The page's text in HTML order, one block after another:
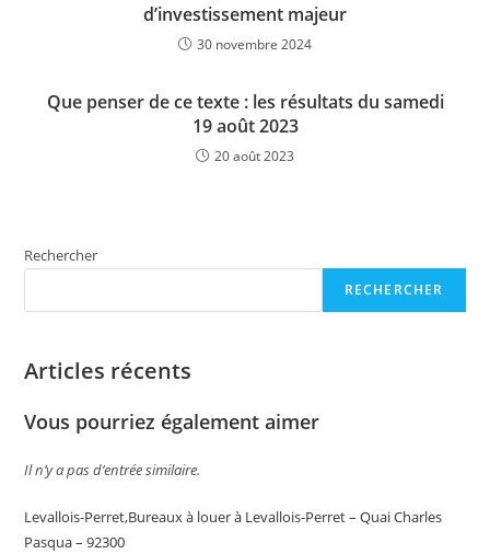
d’investissement majeur
30 novembre 2024
Que penser de ce texte : les résultats du samedi
19 août 2023
20 août 2023
Rechercher
RECHERCHER
Articles récents
Vous pourriez également aimer
Il n’y a pas d’entrée similaire.
Levallois-Perret,Bureaux à louer à Levallois-Perret – Quai Charles
Pasqua – 92300